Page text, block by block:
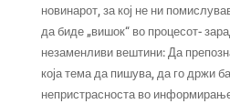
новинарот, за кој не ни
да биде „вишок“ во процесот-
незаменливи вештини: Да
која тема да пишува, да го држи
непристрасноста во